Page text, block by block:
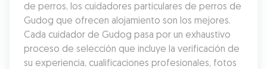
de perros, los cuidadores particulares de perros de
Gudog que ofrecen alojamiento son los mejores.
Cada cuidador de Gudog pasa por un exhaustivo
proceso de selección que incluye la verificación de
su experiencia, cualificaciones profesionales, fotos